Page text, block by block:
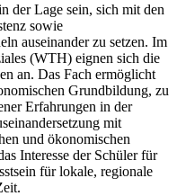
der Lage sein, sich mit den
sowie
auseinander zu setzen. Im
(WTH) eignen sich die
an. Das Fach ermöglicht
Grundbildung, zu
Erfahrungen in der
mit
und ökonomischen
Interesse der Schüler für
für lokale, regionale